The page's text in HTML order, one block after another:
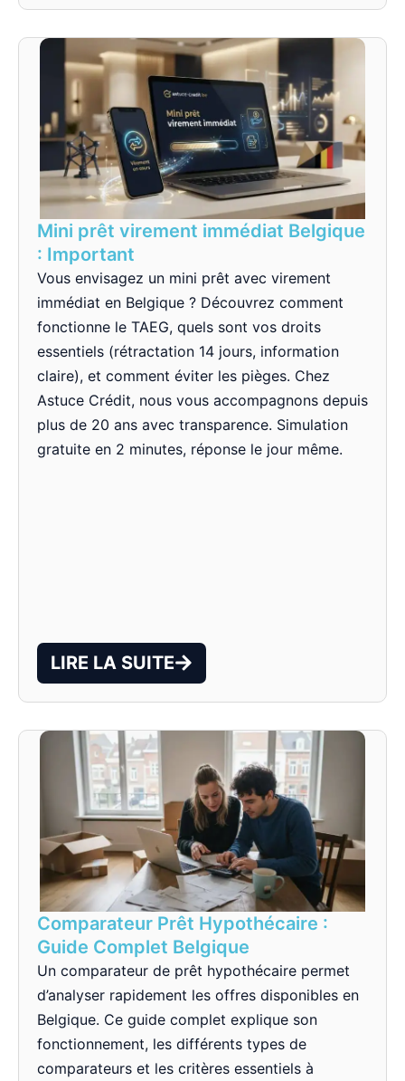
Mini prêt virement immédiat Belgique
: Important
Vous envisagez un mini prêt avec virement
immédiat en Belgique ? Découvrez comment
fonctionne le TAEG, quels sont vos droits
essentiels (rétractation 14 jours, information
claire), et comment éviter les pièges. Chez
Astuce Crédit, nous vous accompagnons depuis
plus de 20 ans avec transparence. Simulation
gratuite en 2 minutes, réponse le jour même.
LIRE LA SUITE
Comparateur Prêt Hypothécaire :
Guide Complet Belgique
Un comparateur de prêt hypothécaire permet
d’analyser rapidement les offres disponibles en
Belgique. Ce guide complet explique son
fonctionnement, les différents types de
comparateurs et les critères essentiels à